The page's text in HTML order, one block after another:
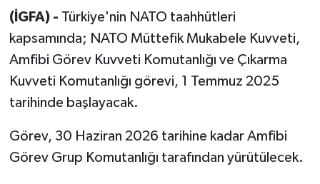
(İGFA) - Türkiye'nin NATO taahhütleri
kapsamında; NATO Müttefik Mukabele Kuvveti,
Amfibi Görev Kuvveti Komutanlığı ve Çıkarma
Kuvveti Komutanlığı görevi, 1 Temmuz 2025
tarihinde başlayacak.
Görev, 30 Haziran 2026 tarihine kadar Amfibi
Görev Grup Komutanlığı tarafından yürütülecek.